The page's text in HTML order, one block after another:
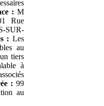
: M
Rue
SUR-
: Les
au
tiers
à
: 99
au